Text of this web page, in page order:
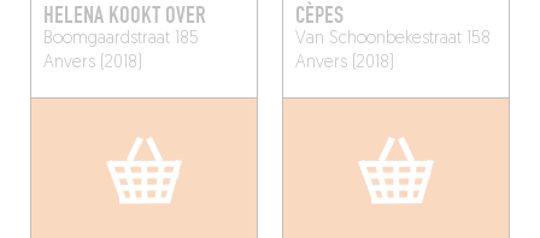
HELENA KOOKT OVER
Boomgaardstraat 185
Anvers (2018)
CÈPES
Van Schoonbekestraat 158
Anvers (2018)